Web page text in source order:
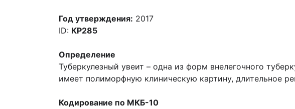
Год утверждения: 2017
ID: КР285
Определение
Туберкулезный увеит – одна из форм внелегочного
имеет полиморфную клиническую картину, длительное
Кодирование по МКБ-10